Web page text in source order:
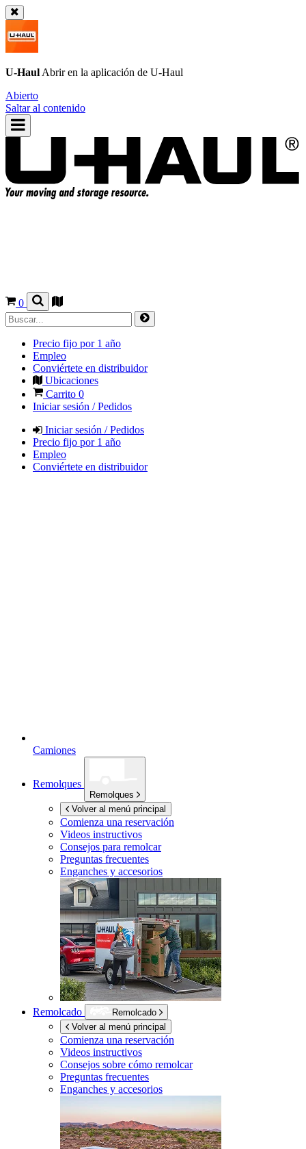
U-Haul Abrir en la aplicación de U-Haul
Abierto
Saltar al contenido
0
Precio fijo por 1 año
Empleo
Conviértete en distribuidor
Ubicaciones
Carrito 0
Iniciar sesión / Pedidos
Iniciar sesión / Pedidos
Precio fijo por 1 año
Empleo
Conviértete en distribuidor
Camiones
Remolques
Remolques
Volver al menú principal
Comienza una reservación
Videos instructivos
Consejos para remolcar
Preguntas frecuentes
Enganches y accesorios
Remolcado
Remolcado
Volver al menú principal
Comienza una reservación
Videos instructivos
Consejos sobre cómo remolcar
Preguntas frecuentes
Enganches y accesorios